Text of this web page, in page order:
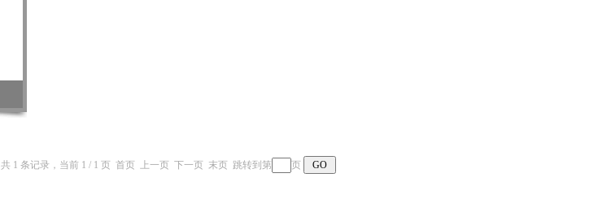
共 1 条记录，当前 1 / 1 页 首页 上一页 下一页 末页 跳转到第 页